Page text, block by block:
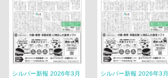
シルバー新報 2026年3月
シルバー新報 2026年3月